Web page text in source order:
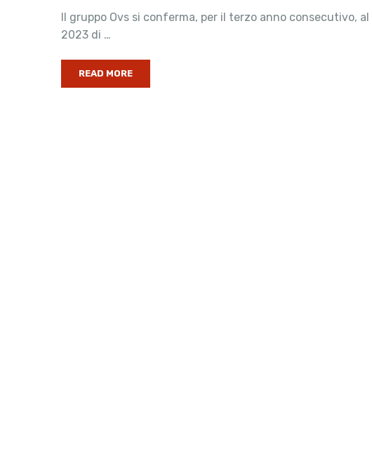
Il gruppo Ovs si conferma, per il terzo anno consecutivo,
2023 di …
READ MORE